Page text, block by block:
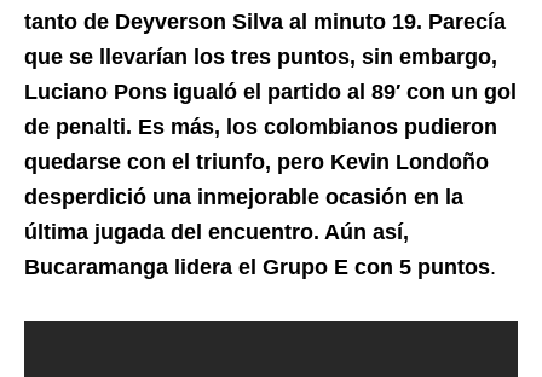
tanto de Deyverson Silva al minuto 19. Parecía
que se llevarían los tres puntos, sin embargo,
Luciano Pons igualó el partido al 89′ con un gol
de penalti. Es más, los colombianos pudieron
quedarse con el triunfo, pero Kevin Londoño
desperdició una inmejorable ocasión en la
última jugada del encuentro. Aún así,
Bucaramanga lidera el Grupo E con 5 puntos.